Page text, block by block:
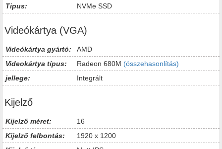
Tipus:
NVMe SSD
Videókártya (VGA)
Videókártya gyártó:
AMD
Videokártya típus:
Radeon 680M (összehasonlítás)
jellege:
Integrált
Kijelző
Kijelző méret:
16
Kijelző felbontás:
1920 x 1200